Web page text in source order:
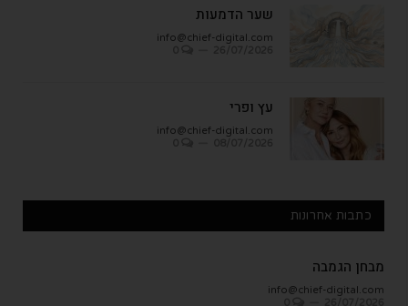
שער הדמעות
info@chief-digital.com
עץ ופרי
info@chief-digital.com
כתבות אחרונות
מבחן הגמבה
info@chief-digital.com